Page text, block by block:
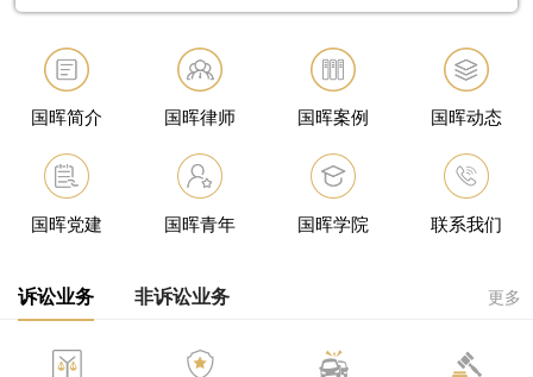
国晖简介 国晖律师 国晖案例 国晖动态
国晖党建 国晖青年 国晖学院 联系我们
更多
诉讼业务 非诉讼业务